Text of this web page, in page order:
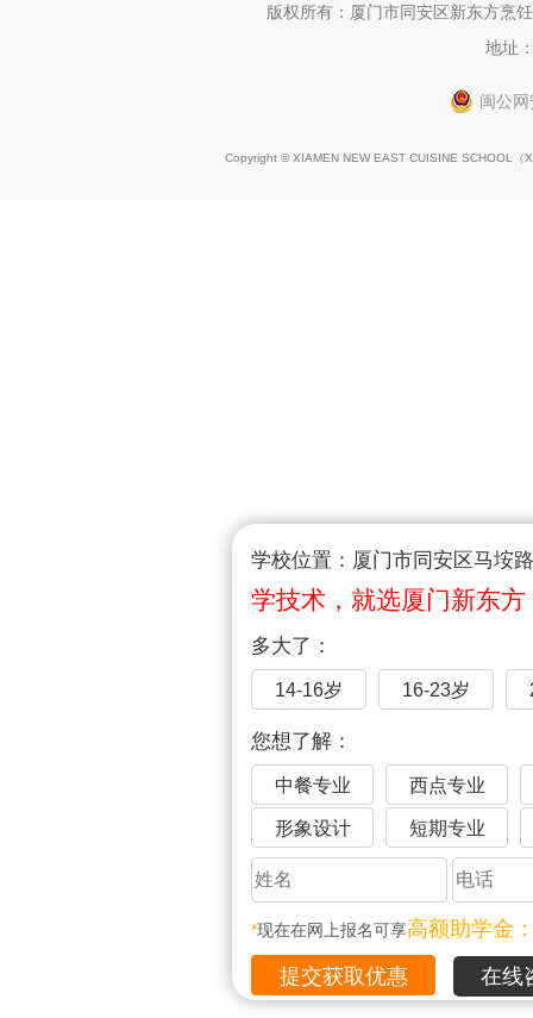
学校位置：厦门市同安区马垵
学技术，就选厦门新东方
多大了：
14-16岁 16-23岁
您想了解：
中餐专业 西点专业
形象设计 短期专业
*现在在网上报名可享高额助学金
在线
版权所有：厦门市同安区新东方烹
地址
闽公
Copyright © XIAMEN NEW EAST CUISINE SCHOOL（